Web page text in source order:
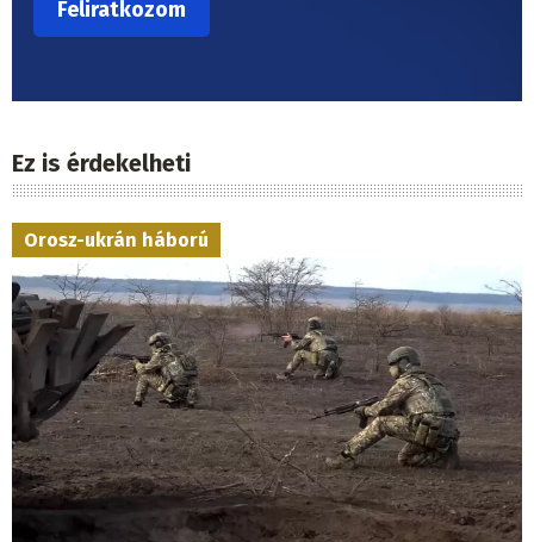
Ez is érdekelheti
Orosz-ukrán háború